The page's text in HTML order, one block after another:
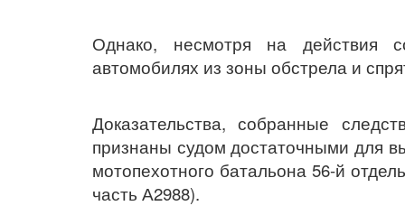
Однако, несмотря на действия
автомобилях из зоны обстрела и
Доказательства, собранные
признаны судом достаточными для
мотопехотного батальона 56-й
часть А2988).